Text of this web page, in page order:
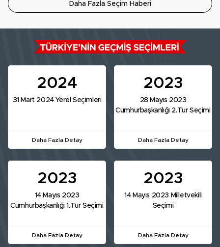
Daha Fazla Seçim Haberi
2024
31 Mart 2024 Yerel Seçimleri
Daha Fazla Detay
2023
28 Mayıs 2023
Cumhurbaşkanlığı 2.Tur Seçimi
Daha Fazla Detay
2023
14 Mayıs 2023
Cumhurbaşkanlığı 1.Tur Seçimi
Daha Fazla Detay
2023
14 Mayıs 2023 Milletvekili
Seçimi
Daha Fazla Detay